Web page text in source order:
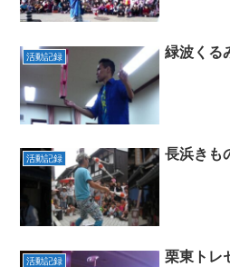
活動記録 緑波くる
活動記録 長浜きも
活動記録 栗東トレ